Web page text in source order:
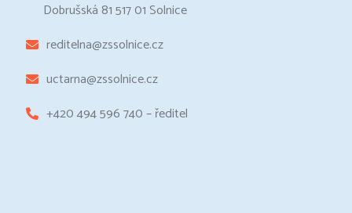
Dobrušská 81 517 01 Solnice
reditelna@zssolnice.cz
uctarna@zssolnice.cz
+420 494 596 740 – ředitel